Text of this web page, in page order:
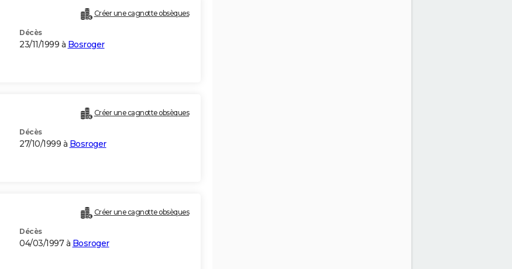
Créer une cagnotte obsèques
Décès
23/11/1999 à Bosroger
Créer une cagnotte obsèques
Décès
27/10/1999 à Bosroger
Créer une cagnotte obsèques
Décès
04/03/1997 à Bosroger